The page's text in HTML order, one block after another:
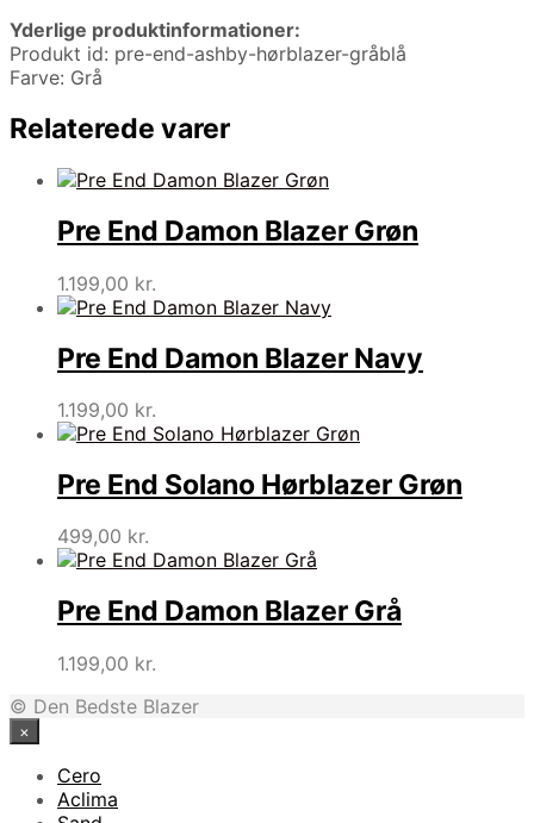
Yderlige produktinformationer:
Produkt id: pre-end-ashby-hørblazer-gråblå
Farve: Grå
Relaterede varer
Pre End Damon Blazer Grøn
1.199,00 kr.
Pre End Damon Blazer Navy
1.199,00 kr.
Pre End Solano Hørblazer Grøn
499,00 kr.
Pre End Damon Blazer Grå
1.199,00 kr.
© Den Bedste Blazer
×
Cero
Aclima